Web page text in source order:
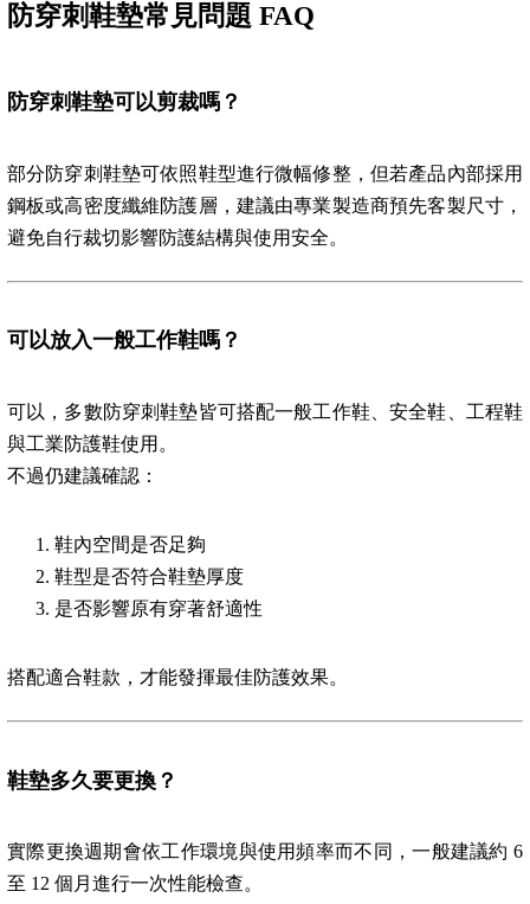
防穿刺鞋墊常見問題 FAQ
防穿刺鞋墊可以剪裁嗎？
部分防穿刺鞋墊可依照鞋型進行微幅修整，但若產品內部採用
鋼板或高密度纖維防護層，建議由專業製造商預先客製尺寸，
避免自行裁切影響防護結構與使用安全。
可以放入一般工作鞋嗎？
可以，多數防穿刺鞋墊皆可搭配一般工作鞋、安全鞋、工程鞋
與工業防護鞋使用。
不過仍建議確認：
鞋內空間是否足夠
鞋型是否符合鞋墊厚度
是否影響原有穿著舒適性
搭配適合鞋款，才能發揮最佳防護效果。
鞋墊多久要更換？
實際更換週期會依工作環境與使用頻率而不同，一般建議約 6
至 12 個月進行一次性能檢查。